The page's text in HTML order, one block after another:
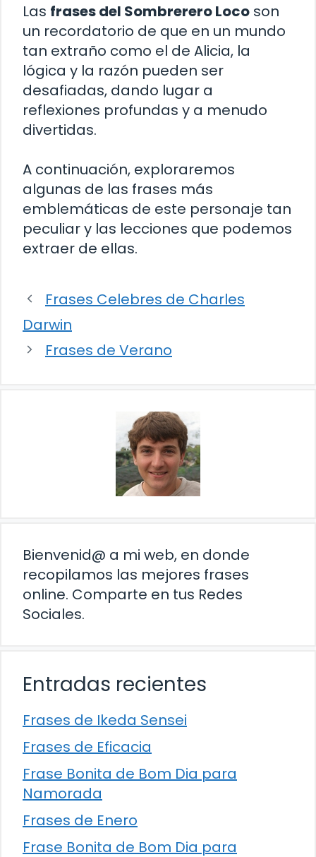
Las frases del Sombrerero Loco son
un recordatorio de que en un mundo
tan extraño como el de Alicia, la
lógica y la razón pueden ser
desafiadas, dando lugar a
reflexiones profundas y a menudo
divertidas.
A continuación, exploraremos
algunas de las frases más
emblemáticas de este personaje tan
peculiar y las lecciones que podemos
extraer de ellas.
Frases Celebres de Charles
Darwin
Frases de Verano
Bienvenid@ a mi web, en donde
recopilamos las mejores frases
online. Comparte en tus Redes
Sociales.
Entradas recientes
Frases de Ikeda Sensei
Frases de Eficacia
Frase Bonita de Bom Dia para
Namorada
Frases de Enero
Frase Bonita de Bom Dia para